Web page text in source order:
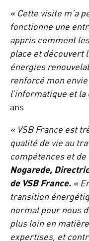
« Cette visite m’a
fonctionne une
appris comment
place et découvert
énergies
renforcé mon
l’informatique et
ans
« VSB France est
qualité de vie au
compétences et
Nogarede,
de VSB France. «
transition
normal pour nous
plus loin en
expertises, et